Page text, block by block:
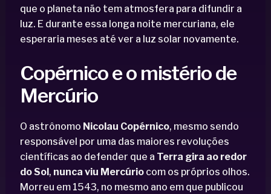
que o planeta não tem atmosfera para difundir a
luz. E durante essa longa noite mercuriana, ele
esperaria meses até ver a luz solar novamente.
Copérnico e o mistério de
Mercúrio
O astrônomo Nicolau Copérnico, mesmo sendo
responsável por uma das maiores revoluções
científicas ao defender que a Terra gira ao redor
do Sol, nunca viu Mercúriocom os próprios olhos.
Morreu em 1543, no mesmo ano em que publicou